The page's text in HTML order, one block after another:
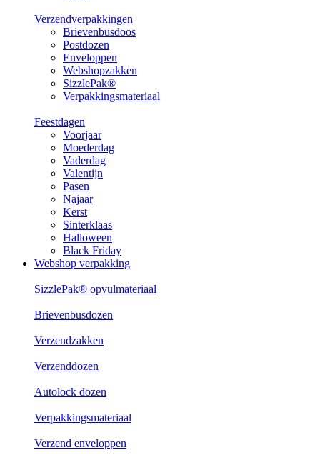
Verzendverpakkingen
Brievenbusdoos
Postdozen
Enveloppen
Webshopzakken
SizzlePak®
Verpakkingsmateriaal
Feestdagen
Voorjaar
Moederdag
Vaderdag
Valentijn
Pasen
Najaar
Kerst
Sinterklaas
Halloween
Black Friday
Webshop verpakking
SizzlePak® opvulmateriaal
Brievenbusdozen
Verzendzakken
Verzenddozen
Autolock dozen
Verpakkingsmateriaal
Verzend enveloppen